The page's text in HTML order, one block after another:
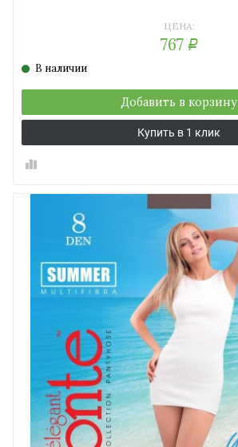
ЦЕНА:
767 Р
В наличии
Добавить в корзину
Купить в 1 клик